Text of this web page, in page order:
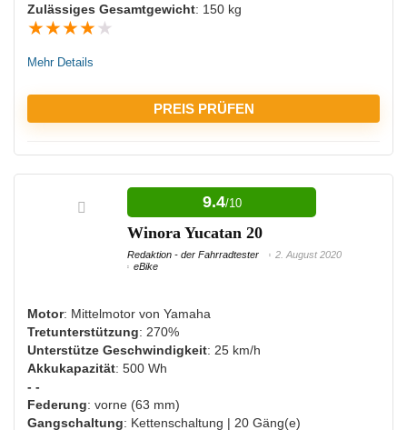
Zulässiges Gesamtgewicht: 150 kg
★★★★ ★
Mehr Details
PREIS PRÜFEN
VORTEILE:
Langlebiger Akku
Ausreichende Beleuchtung
NACHTEILE:
Nicht viel Zuladung möglich
Teuer
9.4/10
Winora Yucatan 20
Redaktion - der Fahrradtester
2. August 2020
eBike
Motor: Mittelmotor von Yamaha
Tretunterstützung: 270%
Unterstütze Geschwindigkeit: 25 km/h
Akkukapazität: 500 Wh
- -
Federung: vorne (63 mm)
Gangschaltung: Kettenschaltung | 20 Gäng(e)